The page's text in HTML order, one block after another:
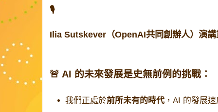
🎙
Ilia Sutskever（OpenAI共同創辦人）演講
🚨 AI 的未來發展是史無前例的挑戰：
我們正處於前所未有的時代，AI 的發展